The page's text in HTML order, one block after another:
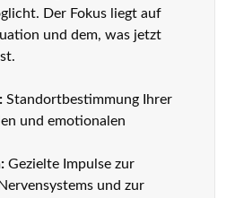
Der Fokus liegt auf
und dem, was jetzt
Standortbestimmung Ihrer
und emotionalen
Gezielte Impulse zur
und zur